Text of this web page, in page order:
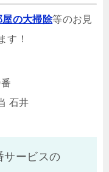
屋の大掃除等のお見
す！
石井
サービスの